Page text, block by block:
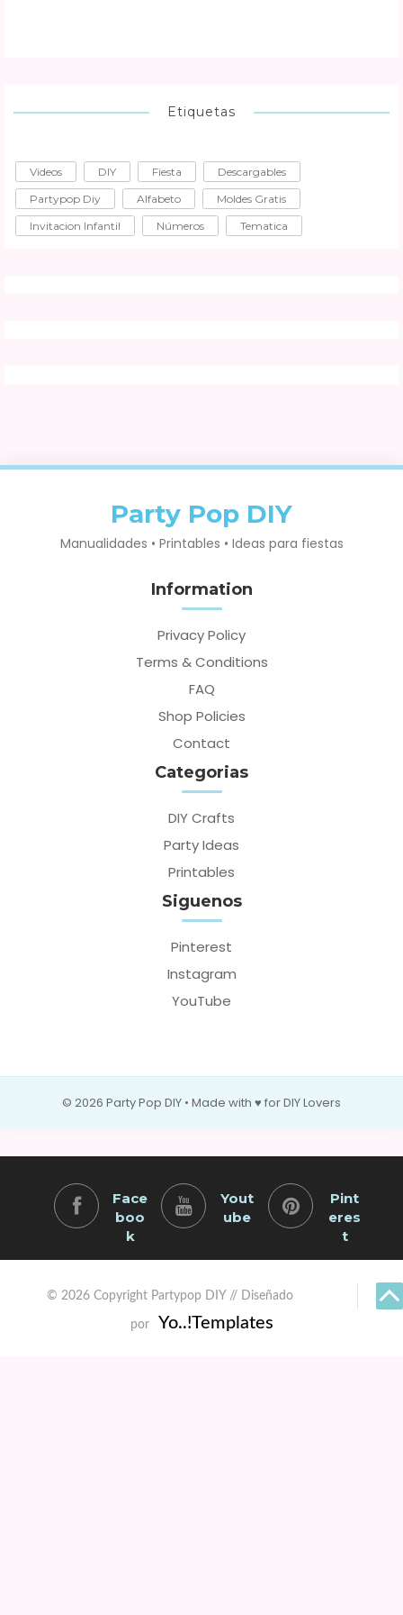
Etiquetas
Videos DIY Fiesta
Descargables
Partypop Diy
Alfabeto
Moldes Gratis
Invitacion Infantil
Números Tematica
Party Pop DIY
Manualidades • Printables • Ideas para fiestas
Information
Privacy Policy
Terms & Conditions
FAQ
Shop Policies
Contact
Categorias
DIY Crafts
Party Ideas
Printables
Siguenos
Pinterest
Instagram
YouTube
© 2026 Party Pop DIY • Made with ♥ for DIY Lovers
Face
boo
k
Yout
ube
Pint
eres
t
© 2026 Copyright Partypop DIY // Diseñado
por Yo..!Templates